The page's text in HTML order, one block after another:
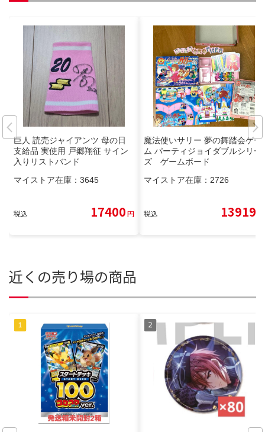
巨人 読売ジャイアンツ 母の日
支給品 実使用 戸郷翔征 サイン
入りリストバンド
マイストア在庫： 3645
税込 17400円
魔法使いサリー 夢の舞踏会ゲー
ム パーティジョイダブルシリー
ズ ゲームボード
マイストア在庫： 2726
税込 13919
近くの売り場の商品